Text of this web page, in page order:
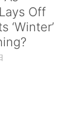
Off
‘Winter’